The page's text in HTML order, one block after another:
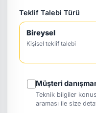
Teklif Talebi Türü
Bireysel
Kişisel teklif talebi
Müşteri
Teknik bilgiler
araması ile size